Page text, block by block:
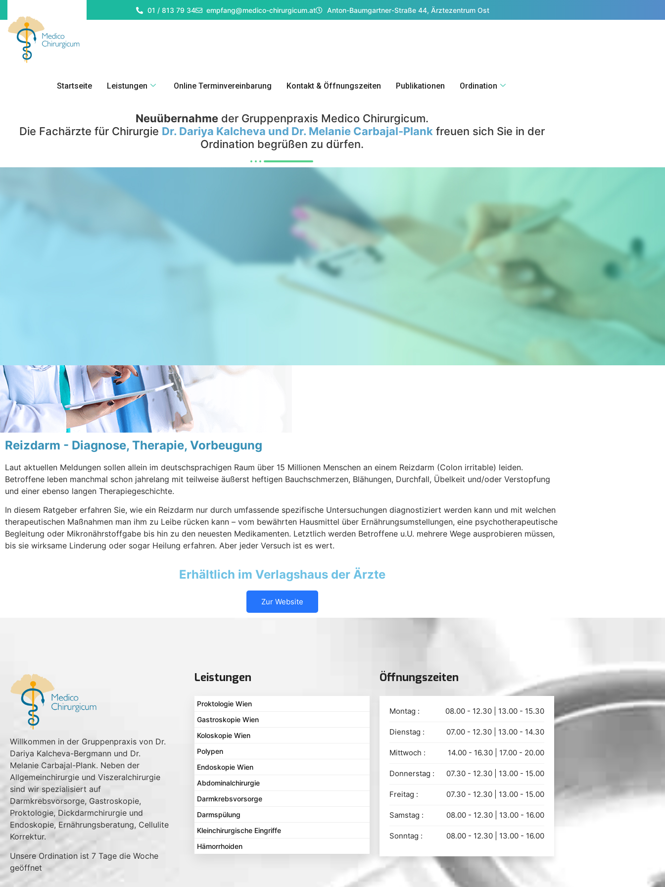
01 / 813 79 34 empfang@medico-chirurgicum.at Anton-Baumgartner-Straße 44, Ärztezentrum Ost
Startseite Leistungen Online Terminvereinbarung Kontakt & Öffnungszeiten Publikationen Ordination
Neuübernahme der Gruppenpraxis Medico Chirurgicum.
Die Fachärzte für Chirurgie Dr. Dariya Kalcheva und Dr. Melanie Carbajal-Plank freuen sich Sie in der
Ordination begrüßen zu dürfen.
Reizdarm - Diagnose, Therapie, Vorbeugung
Laut aktuellen Meldungen sollen allein im deutschsprachigen Raum über 15 Millionen Menschen an einem Reizdarm (Colon irritable) leiden.
Betroffene leben manchmal schon jahrelang mit teilweise äußerst heftigen Bauchschmerzen, Blähungen, Durchfall, Übelkeit und/oder Verstopfung
und einer ebenso langen Therapiegeschichte.
In diesem Ratgeber erfahren Sie, wie ein Reizdarm nur durch umfassende spezifische Untersuchungen diagnostiziert werden kann und mit welchen
therapeutischen Maßnahmen man ihm zu Leibe rücken kann – vom bewährten Hausmittel über Ernährungsumstellungen, eine psychotherapeutische
Begleitung oder Mikronährstoffgabe bis hin zu den neuesten Medikamenten. Letztlich werden Betroffene u.U. mehrere Wege ausprobieren müssen,
bis sie wirksame Linderung oder sogar Heilung erfahren. Aber jeder Versuch ist es wert.
Erhältlich im Verlagshaus der Ärzte
Zur Website
Willkommen in der Gruppenpraxis von Dr.
Dariya Kalcheva-Bergmann und Dr.
Melanie Carbajal-Plank. Neben der
Allgemeinchirurgie und Viszeralchirurgie
sind wir spezialisiert auf
Darmkrebsvorsorge, Gastroskopie,
Proktologie, Dickdarmchirurgie und
Endoskopie, Ernährungsberatung, Cellulite
Korrektur.
Unsere Ordination ist 7 Tage die Woche
geöffnet
Leistungen
Proktologie Wien
Gastroskopie Wien
Koloskopie Wien
Polypen
Endoskopie Wien
Abdominalchirurgie
Darmkrebsvorsorge
Darmspülung
Kleinchirurgische Eingriffe
Hämorrhoiden
Öffnungszeiten
Montag : 08.00 - 12.30 | 13.00 - 15.30
Dienstag : 07.00 - 12.30 | 13.00 - 14.30
Mittwoch : 14.00 - 16.30 | 17.00 - 20.00
Donnerstag : 07.30 - 12.30 | 13.00 - 15.00
Freitag : 07.30 - 12.30 | 13.00 - 15.00
Samstag : 08.00 - 12.30 | 13.00 - 16.00
Sonntag : 08.00 - 12.30 | 13.00 - 16.00